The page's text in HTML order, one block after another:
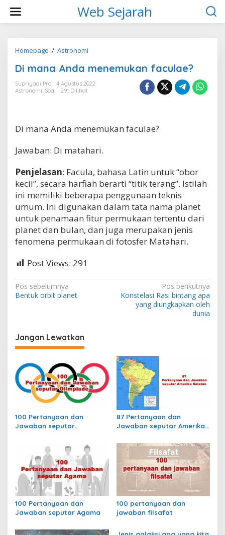
w
Web Sejarah
Homepage / Astronomi
m
n
a
e
m
u
k
a
n
f
a
c
e
Di mana Anda menemukan faculae?
Supriyadi Pro
4 Agustus 2022
Astronomi, Soal 291 Dilihat
Di mana Anda menemukan faculae?
Jawaban: Di matahari.
Penjelasan: Facula, bahasa Latin untuk “obor
kecil”, secara harfiah berarti “titik terang”. Istilah
ini memiliki beberapa penggunaan teknis
umum. Ini digunakan dalam tata nama planet
untuk penamaan fitur permukaan tertentu dari
planet dan bulan, dan juga merupakan jenis
fenomena permukaan di fotosfer Matahari.
Post Views: 291
N
a
i
g
s
i
o
s
Pos sebelumnya
Bentuk orbit planet
Pos berikutnya
Konstelasi Rasi bintang apa
yang diungkapkan oleh
dunia
Jangan Lewatkan
100 Pertanyaan dan
Jawaban seputar
87 Pertanyaan dan
Jawaban seputar Amerika
100 Pertanyaan dan
Jawaban seputar Agama
100 pertanyaan dan
jawaban filsafat